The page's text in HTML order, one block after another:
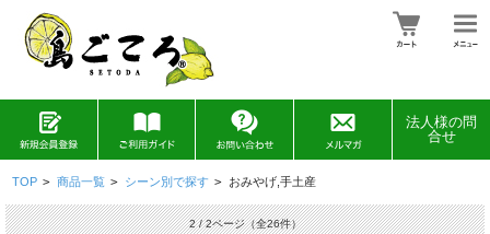
法人様の問
合せ
TOP > 商品一覧 > シーン別で探す > おみやげ,手土産
2 / 2ページ（全26件）